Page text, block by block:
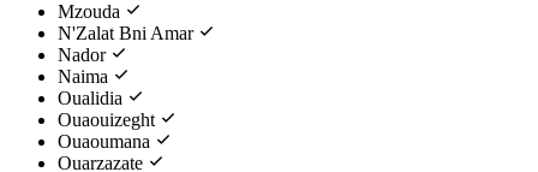
Mzouda
N'Zalat Bni Amar
Nador
Naima
Oualidia
Ouaouizeght
Ouaoumana
Ouarzazate